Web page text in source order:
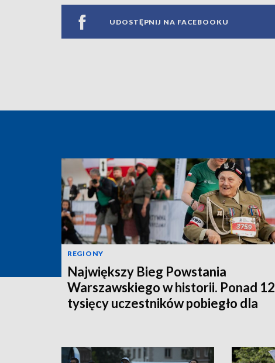
UDOSTĘPNIJ NA FACEBOOKU
REGIONY
Największy Bieg Powstania
Warszawskiego w historii. Ponad 12
tysięcy uczestników pobiegło dla